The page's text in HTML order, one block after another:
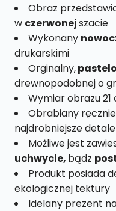
Obraz
w czerwonejszacie
Wykonany
drukarskimi
Orginalny,
drewnopodobnej o
Wymiar obrazu 21
Obrabiany ręcznie
najdrobniejsze detale
Możliwe jest
uchwycie, bądz
Produkt posiada
ekologicznej tektury
Idelany prezent